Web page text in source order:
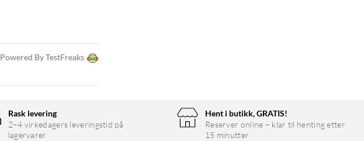
Powered By TestFreaks
Rask levering
2–4 virkedagers leveringstid på
lagervarer
Hent i butikk, GRATIS!
Reserver online – klar til henting etter
15 minutter